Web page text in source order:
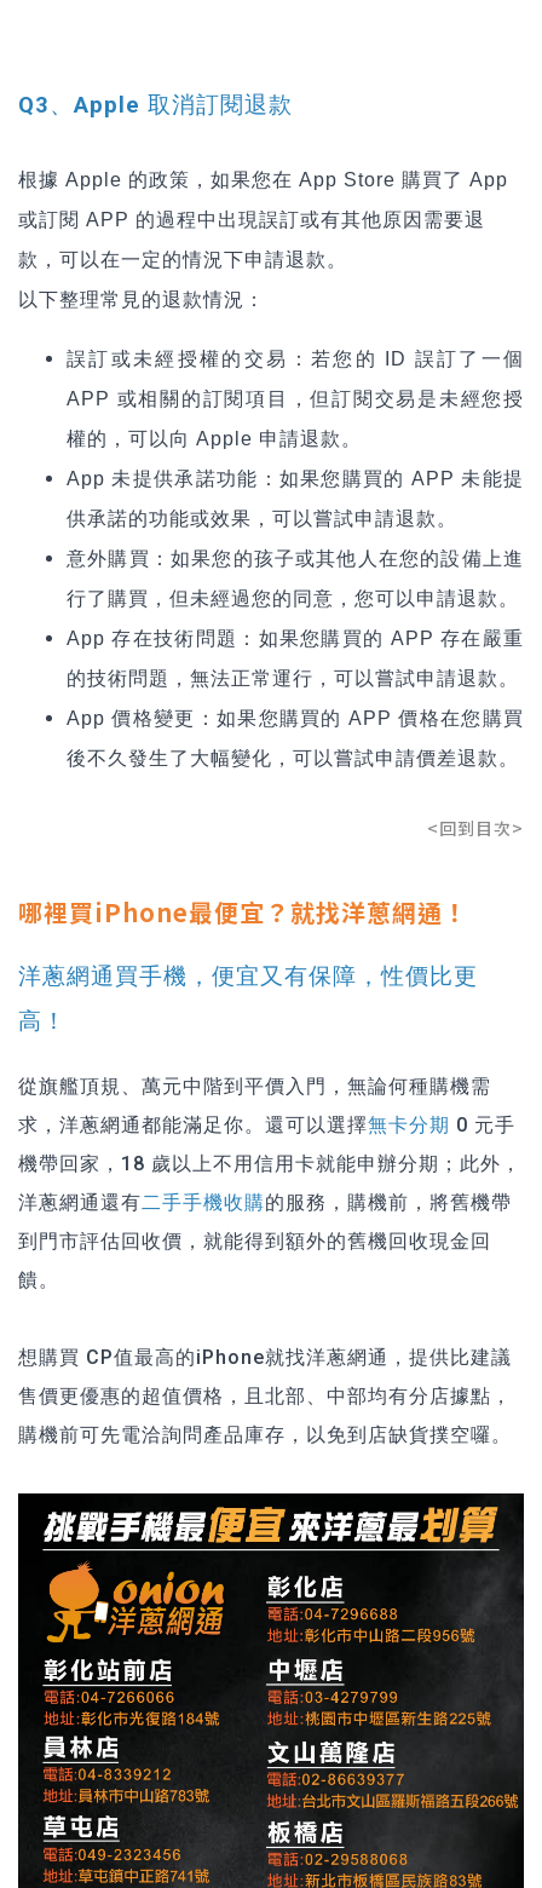
Q3、Apple 取消訂閱退款
根據 Apple 的政策，如果您在 App Store 購買了 App
或訂閱 APP 的過程中出現誤訂或有其他原因需要退
款，可以在一定的情況下申請退款。
以下整理常見的退款情況：
誤訂或未經授權的交易：若您的 ID 誤訂了一個
APP 或相關的訂閱項目，但訂閱交易是未經您授
權的，可以向 Apple 申請退款。
App未提供承諾功能：如果您購買的 APP 未能提
供承諾的功能或效果，可以嘗試申請退款。
意外購買：如果您的孩子或其他人在您的設備上進
行了購買，但未經過您的同意，您可以申請退款。
App存在技術問題：如果您購買的 APP 存在嚴重
的技術問題，無法正常運行，可以嘗試申請退款。
App價格變更：如果您購買的 APP 價格在您購買
後不久發生了大幅變化，可以嘗試申請價差退款。
<回到目次>
哪裡買iPhone最便宜？就找洋蔥網通！
洋蔥網通買手機，便宜又有保障，性價比更
高！
從旗艦頂規、萬元中階到平價入門，無論何種購機需
求，洋蔥網通都能滿足你。還可以選擇無卡分期 0 元手
機帶回家，18 歲以上不用信用卡就能申辦分期；此外，
洋蔥網通還有二手手機收購的服務，購機前，將舊機帶
到門市評估回收價，就能得到額外的舊機回收現金回
饋。
想購買 CP值最高的iPhone就找洋蔥網通，提供比建議
售價更優惠的超值價格，且北部、中部均有分店據點，
購機前可先電洽詢問產品庫存，以免到店缺貨撲空囉。